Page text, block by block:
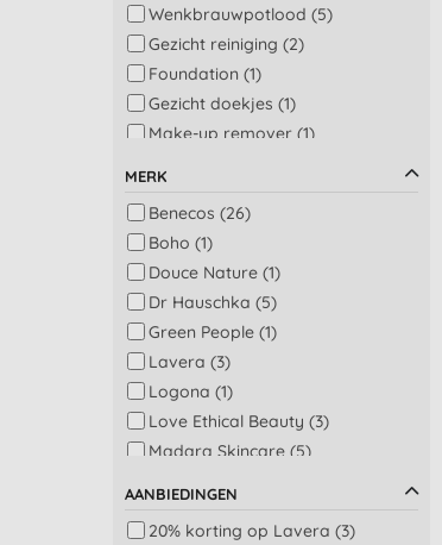
Wenkbrauwpotlood (5)
Gezicht reiniging (2)
Foundation (1)
Gezicht doekjes (1)
Make-up remover (1)
MERK
Benecos (26)
Boho (1)
Douce Nature (1)
Dr Hauschka (5)
Green People (1)
Lavera (3)
Logona (1)
Love Ethical Beauty (3)
Madara Skincare (5)
AANBIEDINGEN
20% korting op Lavera (3)